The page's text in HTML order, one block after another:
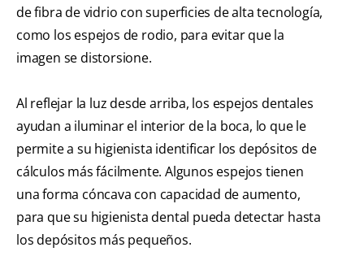
de fibra de vidrio con superficies de alta tecnología,
como los espejos de rodio, para evitar que la
imagen se distorsione.
Al reflejar la luz desde arriba, los espejos dentales
ayudan a iluminar el interior de la boca, lo que le
permite a su higienista identificar los depósitos de
cálculos más fácilmente. Algunos espejos tienen
una forma cóncava con capacidad de aumento,
para que su higienista dental pueda detectar hasta
los depósitos más pequeños.